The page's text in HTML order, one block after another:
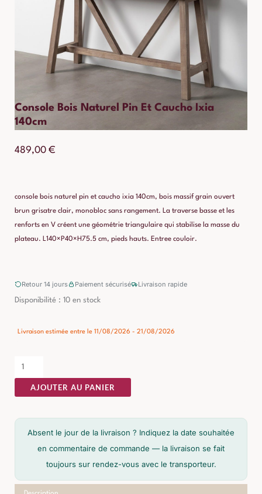
Console Bois Naturel Pin Et Caucho Ixia
140cm
489,00 €
console bois naturel pin et caucho ixia 140cm, bois massif grain ouvert
brun grisatre clair, monobloc sans rangement. La traverse basse et les
renforts en V créent une géométrie triangulaire qui stabilise la masse du
plateau. L140×P40×H75.5 cm, pieds hauts. Entree couloir.
Retour 14 jours Paiement sécurisé Livraison rapide
Disponibilité : 10 en stock
Livraison estimée entre le 11/08/2026 - 21/08/2026
quantité
Console
Naturel
Pin
Et
AJOUTER AU PANIER
Absent le jour de la livraison ? Indiquez la date souhaitée
en commentaire de commande — la livraison se fait
toujours sur rendez-vous avec le transporteur.